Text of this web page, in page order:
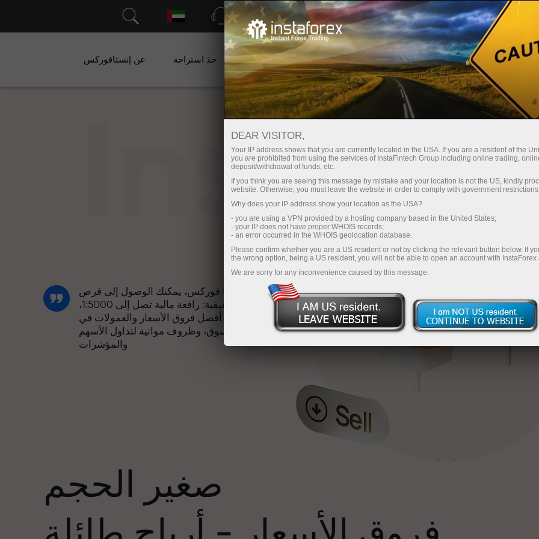
الدعم فتح الحساب الفوري منصة التداول
للمبتدئين للمستثمرين للشركاء الحملات خذ استراحة عن إنستافوركس
مع إنستا فوركس، يمكنك الوصول إلى فرص
تنافسية حقيقية: رافعة مالية تصل إلى 1:5000،
وبعض من أفضل فروق الأسعار والعمولات في
السوق، وظروف مواتية لتداول الأسهم
والمؤشرات
تتشارك سرعة المسار وسرعة التداول نفس
القيم. يُضفي أليش لوبرايس عناصر الحماس
والانضباط على عالم التداول، ويعمل كشريك
صغير الحجم
DEAR VISITOR,
Your IP address shows that you are currently located in the USA. If you are a resident of the
you are prohibited from using the services of InstaFintech Group including online trading,
deposit/withdrawal of funds, etc.
If you think you are seeing this message by mistake and your location is not the US, kindly
website. Otherwise, you must leave the website in order to comply with government
Why does your IP address show your location as the USA?
- you are using a VPN provided by a hosting company based in the United States;
- your IP does not have proper WHOIS records;
- an error occurred in the WHOIS geolocation database.
Please confirm whether you are a US resident or not by clicking the relevant button below. If
the wrong option, being a US resident, you will not be able to open an account with InstaForex
We are sorry for any inconvenience caused by this message.